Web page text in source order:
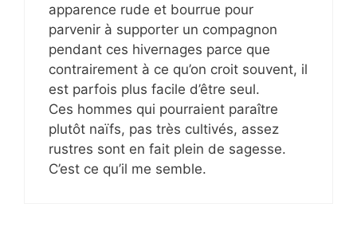
apparence rude et bourrue pour
parvenir à supporter un compagnon
pendant ces hivernages parce que
contrairement à ce qu’on croit souvent, il
est parfois plus facile d’être seul.
Ces hommes qui pourraient paraître
plutôt naïfs, pas très cultivés, assez
rustres sont en fait plein de sagesse.
C’est ce qu’il me semble.